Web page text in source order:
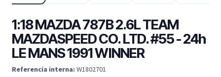
1:18 MAZDA 787B 2.6L TEAM
MAZDASPEED CO. LTD. #55 - 24h
LE MANS 1991 WINNER
Referencia interna: W1802701